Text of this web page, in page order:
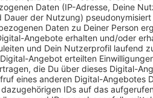
Anzeige
Rund die Hälfte waren auf dem
der Wiesenstraße und auf der
weiter, dass die Radwege nicht